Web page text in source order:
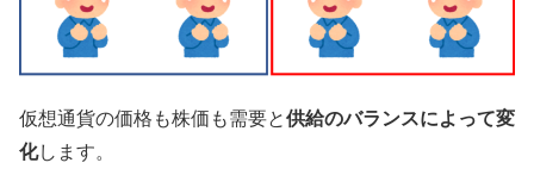
仮想通貨の価格も株価も需要と供給のバランスによって変
化します。